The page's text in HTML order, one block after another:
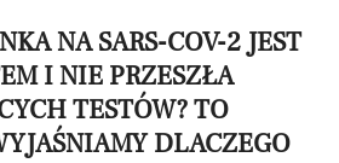
NA SARS-COV-2 JEST
I NIE PRZESZŁA
TESTÓW? TO
DLACZEGO